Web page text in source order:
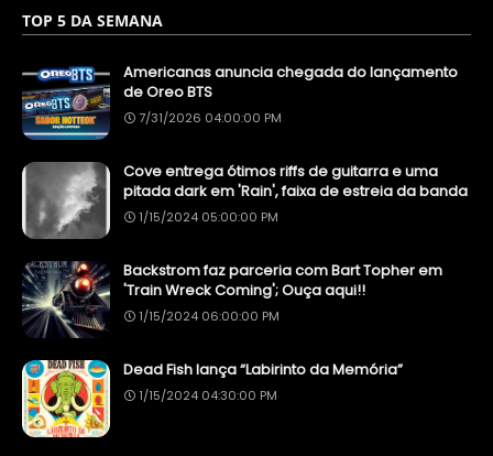
TOP 5 DA SEMANA
Americanas anuncia chegada do lançamento
de Oreo BTS
7/31/2026 04:00:00 PM
Cove entrega ótimos riffs de guitarra e uma
pitada dark em 'Rain', faixa de estreia da banda
1/15/2024 05:00:00 PM
Backstrom faz parceria com Bart Topher em
'Train Wreck Coming'; Ouça aqui!!
1/15/2024 06:00:00 PM
Dead Fish lança “Labirinto da Memória”
1/15/2024 04:30:00 PM